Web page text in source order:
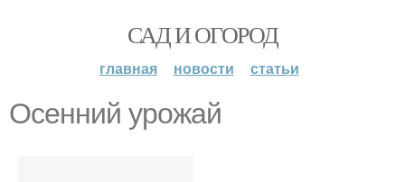
САД И ОГОРОД
главная новости статьи
Осенний урожай